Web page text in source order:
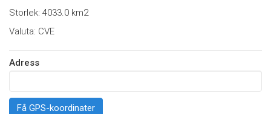
Storlek: 4033.0 km2
Valuta: CVE
Adress
Få GPS-koordinater